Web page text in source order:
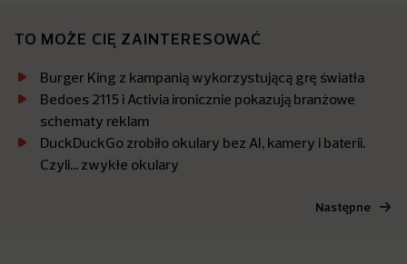
TO MOŻE CIĘ ZAINTERESOWAĆ
Burger King z kampanią wykorzystującą grę światła
Bedoes 2115 i Activia ironicznie pokazują branżowe
schematy reklam
DuckDuckGo zrobiło okulary bez AI, kamery i baterii.
Czyli… zwykłe okulary
Następne